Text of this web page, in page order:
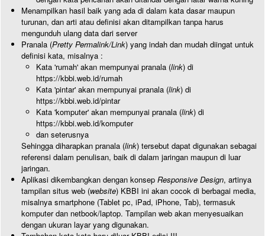
Menampilkan hasil baik yang ada di dalam kata dasar maupun
turunan, dan arti atau definisi akan ditampilkan tanpa harus
mengunduh ulang data dari server
Pranala (Pretty Permalink/Link) yang indah dan mudah diingat untuk
definisi kata, misalnya :
Kata 'rumah' akan mempunyai pranala (link) di
https://kbbi.web.id/rumah
Kata 'pintar' akan mempunyai pranala (link) di
https://kbbi.web.id/pintar
Kata 'komputer' akan mempunyai pranala (link) di
https://kbbi.web.id/komputer
dan seterusnya
Sehingga diharapkan pranala (link) tersebut dapat digunakan sebagai
referensi dalam penulisan, baik di dalam jaringan maupun di luar
jaringan.
Aplikasi dikembangkan dengan konsep Responsive Design, artinya
tampilan situs web (website) KBBI ini akan cocok di berbagai media,
misalnya smartphone (Tablet pc, iPad, iPhone, Tab), termasuk
komputer dan netbook/laptop. Tampilan web akan menyesuaikan
dengan ukuran layar yang digunakan.